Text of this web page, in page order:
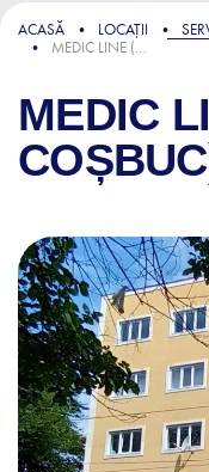
ACASĂ LOCAȚII SERVICII
MEDIC LINE (GEORGE COȘBUC)
MEDIC